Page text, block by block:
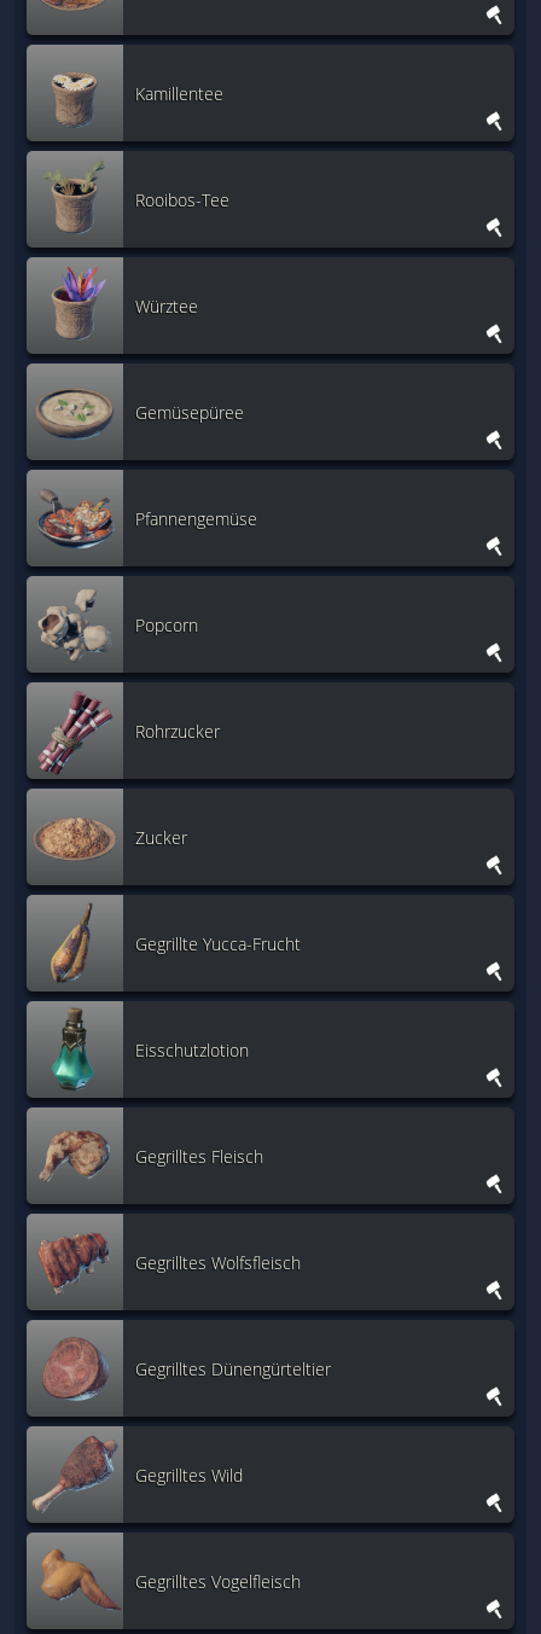
Kamillentee
Rooibos-Tee
Würztee
Gemüsepüree
Pfannengemüse
Popcorn
Rohrzucker
Zucker
Gegrillte Yucca-Frucht
Eisschutzlotion
Gegrilltes Fleisch
Gegrilltes Wolfsfleisch
Gegrilltes Dünengürteltier
Gegrilltes Wild
Gegrilltes Vogelfleisch